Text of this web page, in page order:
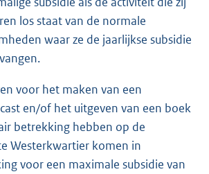
los staat van de normale
waar ze de jaarlijkse subsidie
voor het maken van een
en/of het uitgeven van een boek
betrekking hebben op de
Westerkwartier komen in
voor een maximale subsidie van